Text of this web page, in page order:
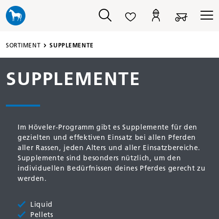
springen
SORTIMENT SUPPLEMENTE
SUPPLEMENTE
Im Höveler-Programm gibt es Supplemente für den
gezielten und effektiven Einsatz bei allen Pferden
aller Rassen, jeden Alters und aller Einsatzbereiche.
Supplemente sind besonders nützlich, um den
individuellen Bedürfnissen deines Pferdes gerecht zu
werden.
Liquid
Pellets